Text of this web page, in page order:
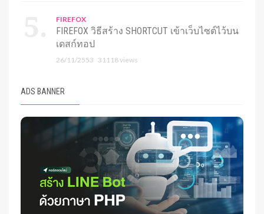
FIREFOX
FIREFOX วิธีสร้าง SHORTCUT เข้าเว็บไซต์ไว้บน
เดสก์ทอป
26/11/2553 31118 views
ADS BANNER